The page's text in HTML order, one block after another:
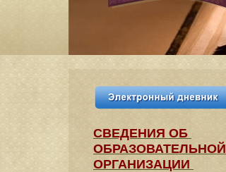
СВЕДЕНИЯ​ ОБ
ОБРАЗОВАТЕЛЬНОЙ
ОРГАНИЗАЦИИ